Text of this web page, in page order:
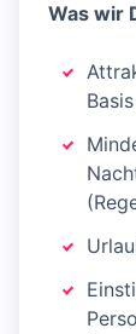
Was wir